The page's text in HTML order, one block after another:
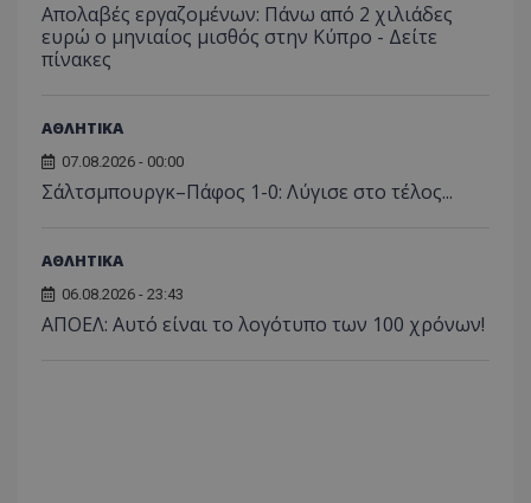
Απολαβές εργαζομένων: Πάνω από 2 χιλιάδες
ευρώ ο μηνιαίος μισθός στην Κύπρο - Δείτε
πίνακες
ΑΘΛΗΤΙΚΑ
07.08.2026 - 00:00
Σάλτσμπουργκ–Πάφος 1-0: Λύγισε στο τέλος...
ΑΘΛΗΤΙΚΑ
06.08.2026 - 23:43
ΑΠΟΕΛ: Αυτό είναι το λογότυπο των 100 χρόνων!